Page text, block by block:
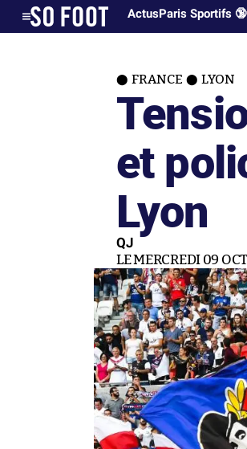
ActusParis Sportifs 🔞
FRANCE LYON
et
Lyon
QJ
LE MERCREDI 09